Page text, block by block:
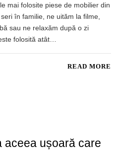
mai folosite piese de mobilier din
în familie, ne uităm la filme,
sau ne relaxăm după o zi
folosită atât…
READ MORE
aceea ușoară care